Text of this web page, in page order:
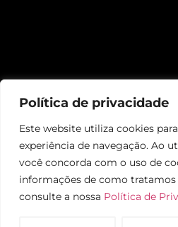
Política de privacidade
Este website utiliza cookies
experiência de navegação. Ao
você concorda com o uso de
informações de como tratamos
consulte a nossa Política de